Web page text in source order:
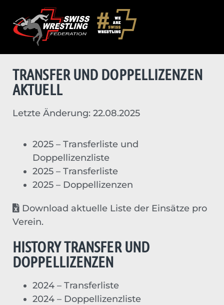
TRANSFER UND DOPPELLIZENZEN
AKTUELL
Letzte Änderung: 22.08.2025
2025 – Transferliste und
Doppellizenzliste
2025 – Transferliste
2025 – Doppellizenzen
Download aktuelle Liste der Einsätze pro
Verein.
HISTORY TRANSFER UND
DOPPELLIZENZEN​
2024 – Transferliste
2024 – Doppellizenzliste